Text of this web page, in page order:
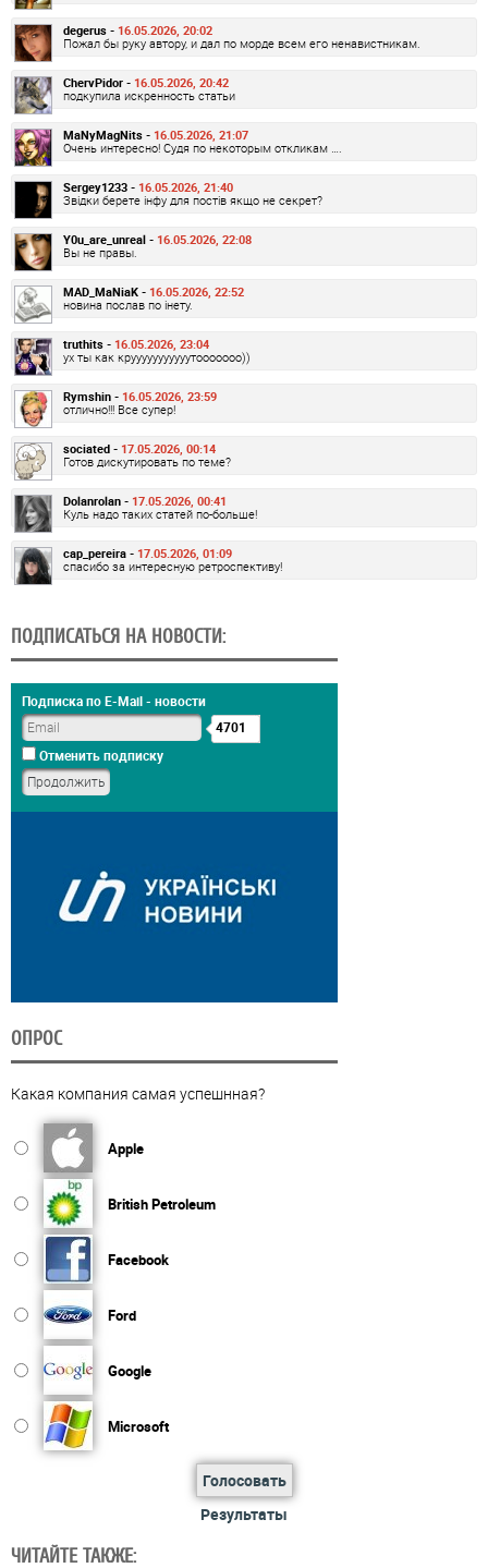
degerus - 16.05.2026, 20:02
Пожал бы руку автору, и дал по морде всем его ненавистникам.
ChervPidor - 16.05.2026, 20:42
подкупила искренность статьи
MaNyMagNits - 16.05.2026, 21:07
Очень интересно! Судя по некоторым откликам ….
Sergey1233 - 16.05.2026, 21:40
Звідки берете інфу для постів якщо не секрет?
Y0u_are_unreal - 16.05.2026, 22:08
Вы не правы.
MAD_MaNiaK - 16.05.2026, 22:52
новина послав по інету.
truthits - 16.05.2026, 23:04
ух ты как крууууууууууутооооооо))
Rymshin - 16.05.2026, 23:59
отлично!!! Все супер!
sociated - 17.05.2026, 00:14
Готов дискутировать по теме?
Dolanrolan - 17.05.2026, 00:41
Куль надо таких статей по-больше!
cap_pereira - 17.05.2026, 01:09
спасибо за интересную ретроспективу!
ПОДПИСАТЬСЯ НА НОВОСТИ:
Подписка по E-Mail - новости
4701
Отменить подписку
ОПРОС
Какая компания самая успешнная?
Apple
British Petroleum
Facebook
Ford
Google
Microsoft
Голосовать
Результаты
ЧИТАЙТЕ ТАКЖЕ: